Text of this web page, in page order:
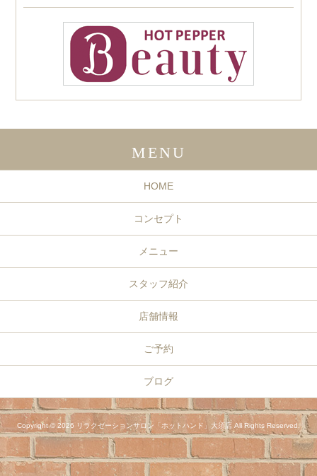
MENU
HOME
コンセプト
メニュー
スタッフ紹介
店舗情報
ご予約
ブログ
Copyright © 2026 リラクゼーションサロン「ホットハンド」大須店 All Rights Reserved.